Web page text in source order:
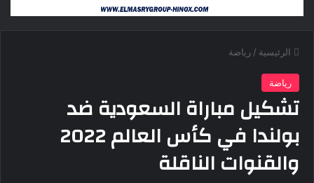
الرئيسية / رياضة
رياضة
تشكيل مباراة السعودية ضد
بولندا في كأس العالم 2022
والقنوات الناقلة